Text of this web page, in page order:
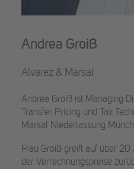
Andrea Groiß
Alvarez & Marsal
Andrea Groiß ist Managing
Transfer Pricing und Tax
Marsal Niederlassung
Frau Groiß greift auf über
der Verrechnungspreise